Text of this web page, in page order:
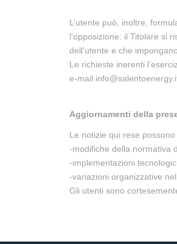
L’utente può, inoltre,
l’opposizione: il Titolare si
dell’utente e che
Le richieste inerenti
e-mail
Aggiornamenti della
Le notizie qui rese
-modifiche della normativa
-implementazioni
-variazioni organizzative
Gli utenti sono